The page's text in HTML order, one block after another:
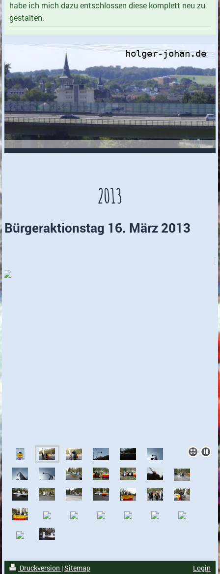
habe ich mich dazu entschlossen diese komplett neu zu
gestalten.
holger-johan.de
2013
Bürgeraktionstag 16. März 2013
Druckversion |Sitemap
Login